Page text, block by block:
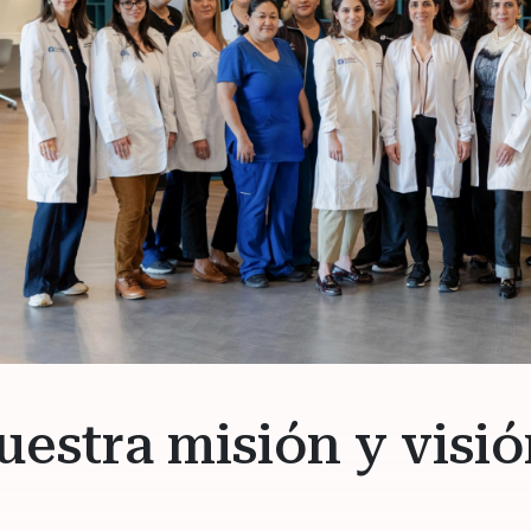
misión y